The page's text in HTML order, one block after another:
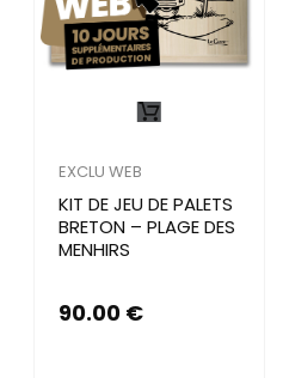
EXCLU WEB
KIT DE JEU DE PALETS
BRETON – PLAGE DES
MENHIRS
90.00 €